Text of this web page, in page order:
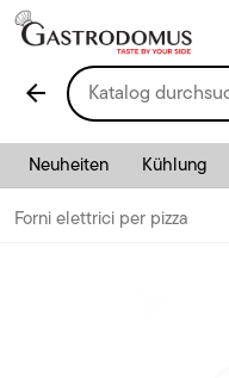
arrow_back
Neuheiten Kühlung
Forni elettrici per pizza